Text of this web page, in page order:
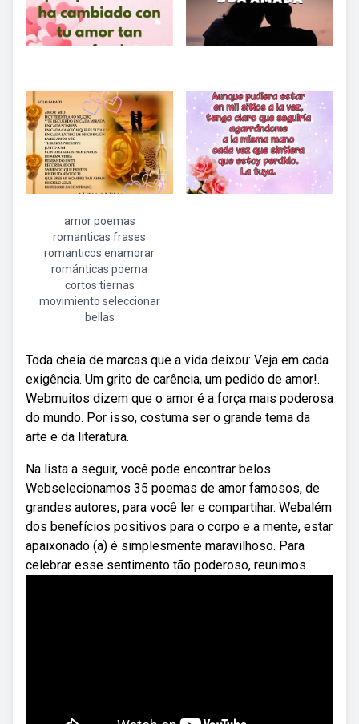
amor poemas
romanticas frases
romanticos enamorar
románticas poema
cortos tiernas
movimiento seleccionar
bellas
Toda cheia de marcas que a vida deixou: Veja em cada
exigência. Um grito de carência, um pedido de amor!.
Webmuitos dizem que o amor é a força mais poderosa
do mundo. Por isso, costuma ser o grande tema da
arte e da literatura.
Na lista a seguir, você pode encontrar belos.
Webselecionamos 35 poemas de amor famosos, de
grandes autores, para você ler e compartihar. Webalém
dos benefícios positivos para o corpo e a mente, estar
apaixonado (a) é simplesmente maravilhoso. Para
celebrar esse sentimento tão poderoso, reunimos.